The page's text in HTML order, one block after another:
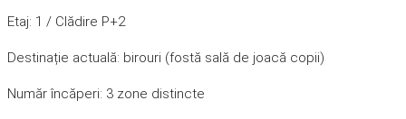
Etaj: 1 / Clădire P+2
Destinație actuală: birouri (fostă sală de joacă copii)
Număr încăperi: 3 zone distincte